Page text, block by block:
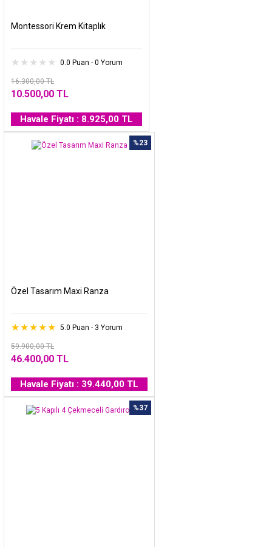
Montessori Krem Kitaplık
0.0 Puan - 0 Yorum
16.300,00 TL
10.500,00 TL
Havale Fiyatı : 8.925,00 TL
%23
Özel Tasarım Maxi Ranza
5.0 Puan - 3 Yorum
59.900,00 TL
46.400,00 TL
Havale Fiyatı : 39.440,00 TL
%37